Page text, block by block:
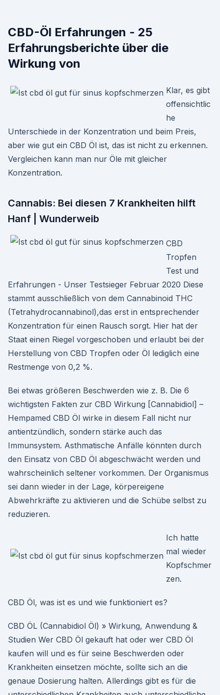
CBD-Öl Erfahrungen - 25
Erfahrungsberichte über die
Wirkung von
Klar, es gibt
offensichtlic
he
Unterschiede in der Konzentration und beim Preis,
aber wie gut ein CBD Öl ist, das ist nicht zu erkennen.
Vergleichen kann man nur Öle mit gleicher
Konzentration.
Cannabis: Bei diesen 7 Krankheiten hilft
Hanf | Wunderweib
CBD
Tropfen
Test und
Erfahrungen - Unser Testsieger Februar 2020 Diese
stammt ausschließlich von dem Cannabinoid THC
(Tetrahydrocannabinol),das erst in entsprechender
Konzentration für einen Rausch sorgt. Hier hat der
Staat einen Riegel vorgeschoben und erlaubt bei der
Herstellung von CBD Tropfen oder Öl lediglich eine
Restmenge von 0,2 %.
Bei etwas größeren Beschwerden wie z. B. Die 6
wichtigsten Fakten zur CBD Wirkung [Cannabidiol] –
Hempamed CBD Öl wirke in diesem Fall nicht nur
antientzündlich, sondern stärke auch das
Immunsystem. Asthmatische Anfälle könnten durch
den Einsatz von CBD Öl abgeschwächt werden und
wahrscheinlich seltener vorkommen. Der Organismus
sei dann wieder in der Lage, körpereigene
Abwehrkräfte zu aktivieren und die Schübe selbst zu
reduzieren.
Ich hatte
mal wieder
Kopfschmer
zen.
CBD Öl, was ist es und wie funktioniert es?
CBD ÖL (Cannabidiol Öl) » Wirkung, Anwendung &
Studien Wer CBD Öl gekauft hat oder wer CBD Öl
kaufen will und es für seine Beschwerden oder
Krankheiten einsetzen möchte, sollte sich an die
genaue Dosierung halten. Allerdings gibt es für die